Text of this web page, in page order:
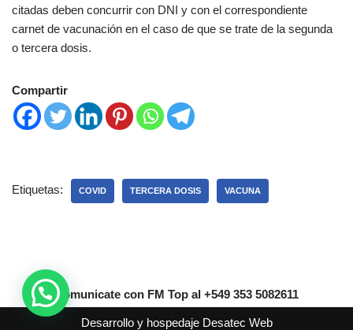
citadas deben concurrir con DNI y con el correspondiente
carnet de vacunación en el caso de que se trate de la segunda
o tercera dosis.
Compartir
Etiquetas: COVID TERCERA DOSIS VACUNA
Comunicate con FM Top al +549 353 5082611
Desarrollo y hospedaje Desatec Web